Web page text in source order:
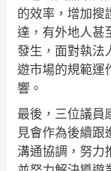
的效率，增加搜
達，有外地人甚
發生，面對執法
遊市場的規範運
響。
最後，三位議員
見會作為後續跟
溝通協調，努力